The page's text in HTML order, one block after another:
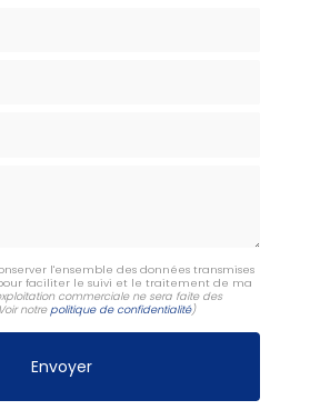
l'ensemble des données transmises
faciliter le suivi et le traitement de ma
commerciale ne sera faite des
notre politique de confidentialité)